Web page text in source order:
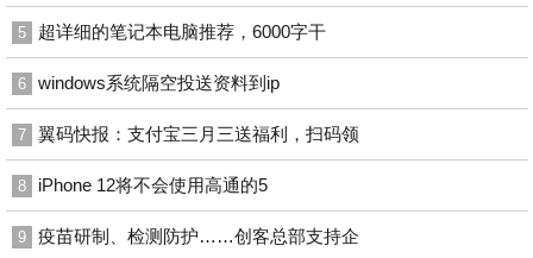
5 超详细的笔记本电脑推荐，6000字干
6 windows系统隔空投送资料到ip
7 翼码快报：支付宝三月三送福利，扫码领
8 iPhone 12将不会使用高通的5
9 疫苗研制、检测防护……创客总部支持企